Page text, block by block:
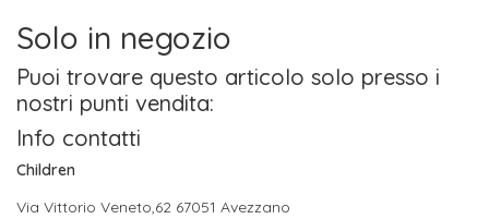
Solo in negozio
Puoi trovare questo articolo solo presso i
nostri punti vendita:
Info contatti
Children
Via Vittorio Veneto,62 67051 Avezzano